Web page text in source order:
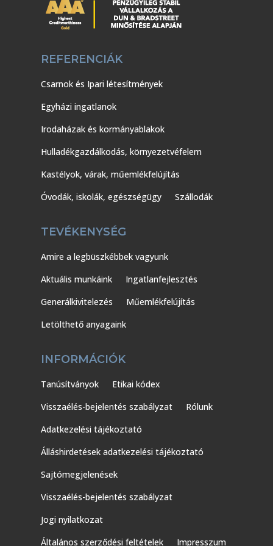
REFERENCIÁK
Csarnok és Ipari létesítmények
Egyházi ingatlanok
Irodaházak és kormányablakok
Hulladékgazdálkodás, környezetvéfelem
Kastélyok, várak, műemlékfelújítás
Óvodák, iskolák, egészségügy
Szállodák
TEVÉKENYSÉG
Amire a legbüszkébbek vagyunk
Aktuális munkáink
Ingatlanfejlesztés
Generálkivitelezés
Műemlékfelújítás
Letölthető anyagaink
INFORMÁCIÓK
Tanúsítványok
Etikai kódex
Visszaélés-bejelentés szabályzat
Rólunk
Adatkezelési tájékoztató
Álláshirdetések adatkezelési tájékoztató
Sajtómegjelenések
Visszaélés-bejelentés szabályzat
Jogi nyilatkozat
Általános szerződési feltételek
Impresszum